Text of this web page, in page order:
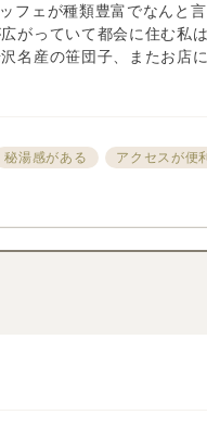
ェが種類豊富でなんと
がっていて都会に住む私
名産の笹団子、またお店
秘湯感がある アクセスが便